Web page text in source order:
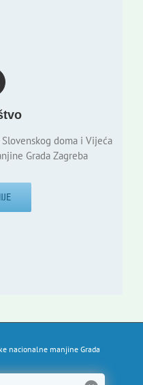
doma i Vijeća
Grada Zagreba
nacionalne manjine Grada